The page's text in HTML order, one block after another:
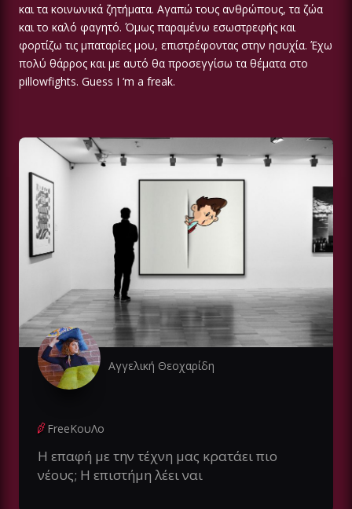
και τα κοινωνικά ζητήματα. Αγαπώ τους ανθρώπους, τα ζώα
και το καλό φαγητό. Όμως παραμένω εσωστρεφής και
φορτίζω τις μπαταρίες μου, επιστρέφοντας στην ησυχία. Έχω
πολύ θάρρος και με αυτό θα προσεγγίσω τα θέματα στο
pillowfights. Guess I ‘m a freak.
Αγγελική Θεοχαρίδη
FreeΚουΛο
Η επαφή με την τέχνη μας κρατάει πιο
νέους; Η επιστήμη λέει ναι